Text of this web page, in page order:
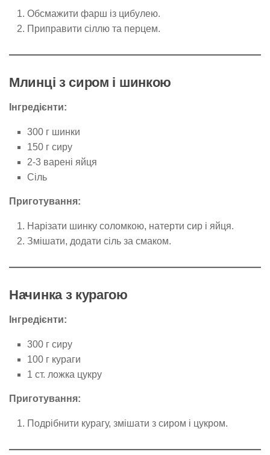
Обсмажити фарш із цибулею.
Приправити сіллю та перцем.
Млинці з сиром і шинкою
Інгредієнти:
300 г шинки
150 г сиру
2-3 варені яйця
Сіль
Приготування:
Нарізати шинку соломкою, натерти сир і яйця.
Змішати, додати сіль за смаком.
Начинка з курагою
Інгредієнти:
300 г сиру
100 г кураги
1 ст. ложка цукру
Приготування:
Подрібнити курагу, змішати з сиром і цукром.